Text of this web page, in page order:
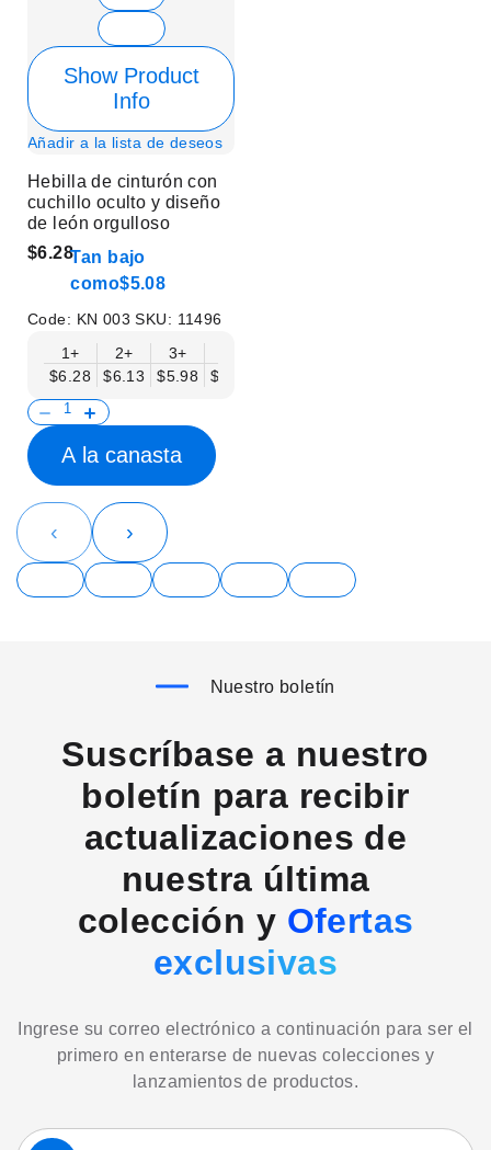
Show Product
Info
Añadir a la lista de deseos
Hebilla de cinturón con
cuchillo oculto y diseño
de león orgulloso
$6.28Tan bajo
como$5.08
Code: KN 003SKU: 11496
1+
$6.28
2+
$6.13
3+
$5.98
$5.83
A la canasta
‹ ›
Nuestro boletín
Suscríbase a nuestro
boletín para recibir
actualizaciones de
nuestra última
colección y Ofertas
exclusivas
Ingrese su correo electrónico a continuación para ser el
primero en enterarse de nuevas colecciones y
lanzamientos de productos.
Suscríbase